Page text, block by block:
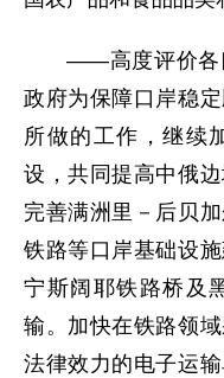
——高度评价各
政府为保障口岸稳
所做的工作，继续
设，共同提高中俄
完善满洲里－后贝
铁路等口岸基础设
宁斯阔耶铁路桥及
输。加快在铁路领
法律效力的电子运